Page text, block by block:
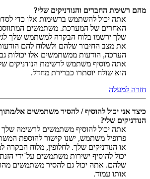
מהם רשימת החברים והנודניקים שלי?
אתה יכול להשתמש ברשימות אלו כדי
האחרים של המערכת. משתמשים
שלך ירשמו בלוח הבקרה למשתמש שלך
את מצב החיבור שלהם ולשלוח להם
הערכה, הודעות ממשתמשים אלו יכולות
אתה מוסיף משתמש לרשימת הנודניקים
הוא שולח יוסתרו כברירת מחדל.
חזרה למעלה
כיצד אני יכול להוסיף / להסיר משתמשים אל/
הנודניקים שלי?
אתה יכול להוסיף משתמשים לרשימה
פרופיל משתמש, ישנו קישור להוספת
או הנודניקים שלך. לחלופין, מלוח
יכול להוסיף ישירות משתמשים על־ידי
שלהם. אתה יכול גם להסיר משתמשים
אותו עמוד.